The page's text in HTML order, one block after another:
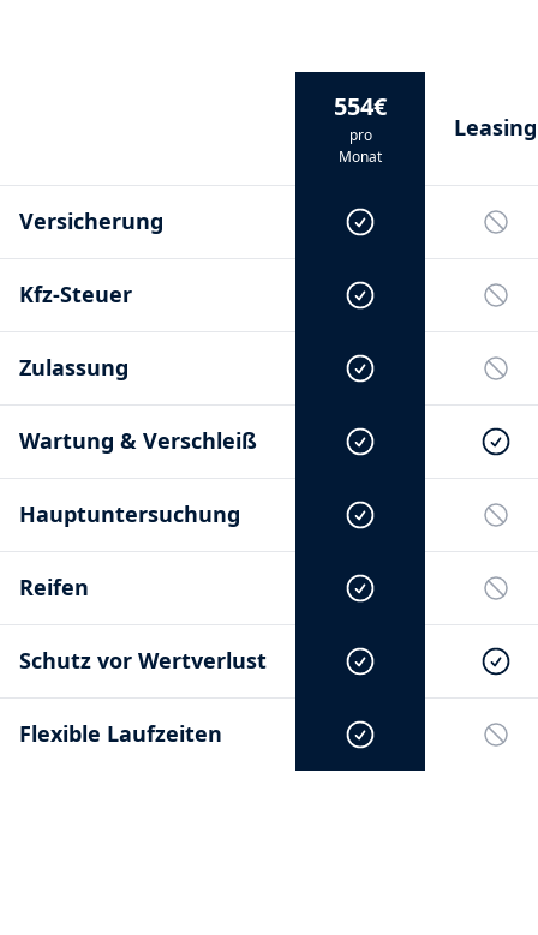
554€
pro
Monat
Leasing
Versicherung
Kfz-Steuer
Zulassung
Wartung & Verschleiß
Hauptuntersuchung
Reifen
Schutz vor Wertverlust
Flexible Laufzeiten